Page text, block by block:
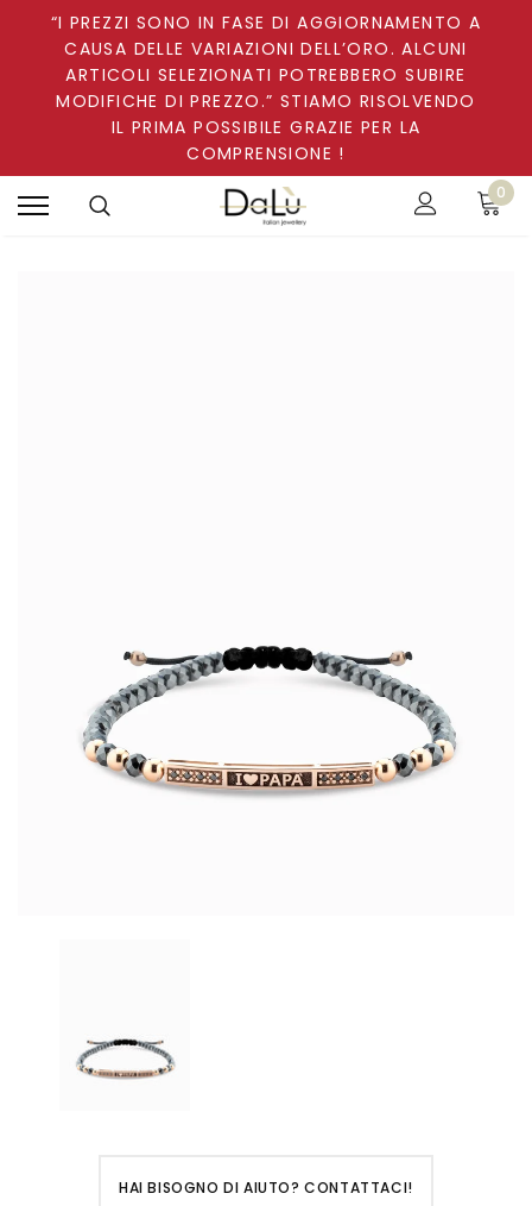
“I PREZZI SONO IN FASE DI AGGIORNAMENTO A
CAUSA DELLE VARIAZIONI DELL’ORO. ALCUNI
ARTICOLI SELEZIONATI POTREBBERO SUBIRE
MODIFICHE DI PREZZO.” STIAMO RISOLVENDO
IL PRIMA POSSIBILE GRAZIE PER LA
COMPRENSIONE !
0
HAI BISOGNO DI AIUTO? CONTATTACI!